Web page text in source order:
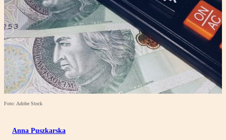
Foto: Adobe Stock
Anna Puszkarska